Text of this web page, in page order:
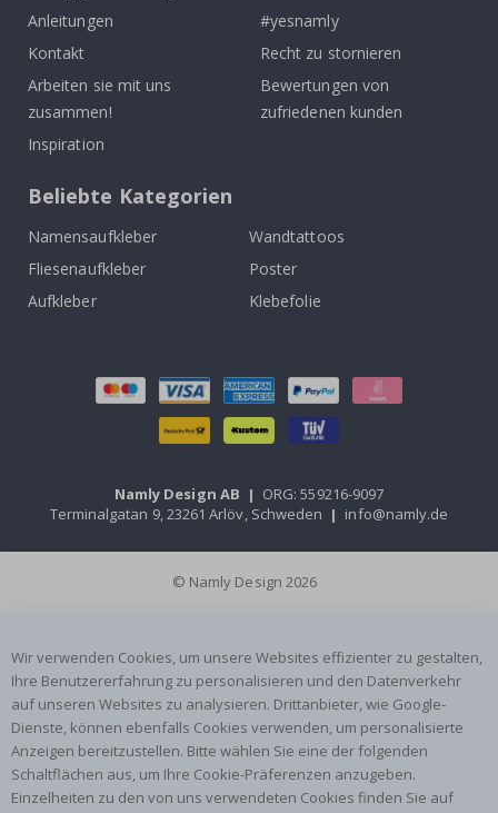
Anleitungen
Kontakt
Arbeiten sie mit uns
zusammen!
Inspiration
#yesnamly
Recht zu stornieren
Bewertungen von
zufriedenen kunden
Beliebte Kategorien
Namensaufkleber
Wandtattoos
Fliesenaufkleber
Poster
Aufkleber
Klebefolie
Namly Design AB | ORG: 559216-9097
Terminalgatan 9, 23261 Arlöv, Schweden | info@namly.de
© Namly Design 2026
Wir verwenden Cookies, um unsere Websites effizienter zu gestalten,
Ihre Benutzererfahrung zu personalisieren und den Datenverkehr
auf unseren Websites zu analysieren. Drittanbieter, wie Google-
Dienste, können ebenfalls Cookies verwenden, um personalisierte
Anzeigen bereitzustellen. Bitte wählen Sie eine der folgenden
Schaltflächen aus, um Ihre Cookie-Präferenzen anzugeben.
Einzelheiten zu den von uns verwendeten Cookies finden Sie auf